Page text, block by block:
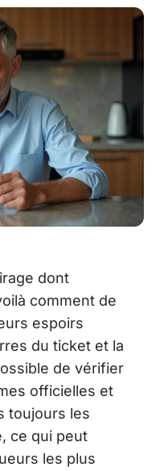
dont
comment de
espoirs
du ticket et la
de vérifier
officielles et
toujours les
ce qui peut
les plus